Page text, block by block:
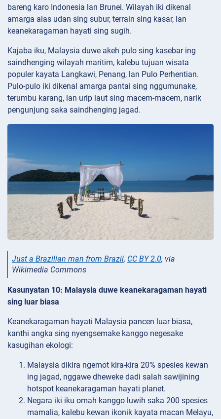
bareng karo Indonesia lan Brunei. Wilayah iki dikenal
amarga alas udan sing subur, terrain sing kasar, lan
keanekaragaman hayati sing sugih.
Kajaba iku, Malaysia duwe akeh pulo sing kasebar ing
saindhenging wilayah maritim, kalebu tujuan wisata
populer kayata Langkawi, Penang, lan Pulo Perhentian.
Pulo-pulo iki dikenal amarga pantai sing nggumunake,
terumbu karang, lan urip laut sing macem-macem, narik
pengunjung saka saindhenging jagad.
Just a Brazilian man from Brazil, CC BY 2.0, via
Wikimedia Commons
Kasunyatan 10: Malaysia duwe keanekaragaman hayati
sing luar biasa
Keanekaragaman hayati Malaysia pancen luar biasa,
kanthi angka sing nyengsemake kanggo negesake
kasugihan ekologi:
Malaysia dikira ngemot kira-kira 20% spesies kewan
ing jagad, nggawe dheweke dadi salah sawijining
hotspot keanekaragaman hayati planet.
Negara iki iku omah kanggo luwih saka 200 spesies
mamalia, kalebu kewan ikonik kayata macan Melayu,